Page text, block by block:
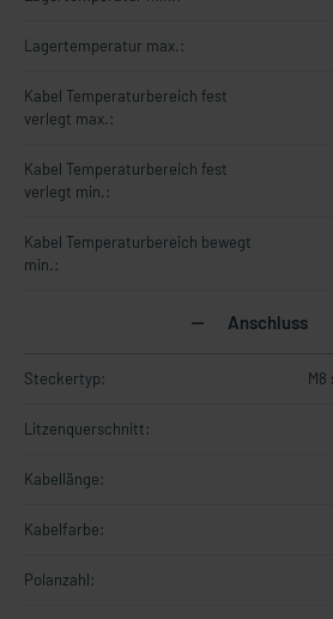
Lagertemperatur max.:
Kabel Temperaturbereich fest
verlegt max.:
Kabel Temperaturbereich fest
verlegt min.:
Kabel Temperaturbereich bewegt
min.:
Anschluss
Steckertyp:
Litzenquerschnitt:
Kabellänge:
Kabelfarbe:
Polanzahl: